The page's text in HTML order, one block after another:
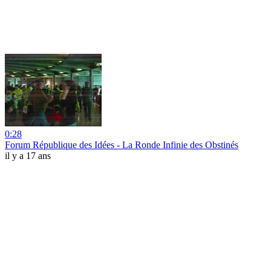
0:28
Forum République des Idées - La Ronde Infinie des Obstinés
il y a 17 ans